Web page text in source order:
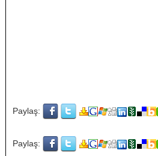
Paylaş:
Paylaş: